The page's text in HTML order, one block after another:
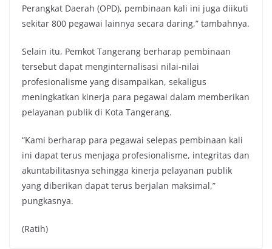
Perangkat Daerah (OPD), pembinaan kali ini juga diikuti
sekitar 800 pegawai lainnya secara daring,” tambahnya.
Selain itu, Pemkot Tangerang berharap pembinaan
tersebut dapat menginternalisasi nilai-nilai
profesionalisme yang disampaikan, sekaligus
meningkatkan kinerja para pegawai dalam memberikan
pelayanan publik di Kota Tangerang.
“Kami berharap para pegawai selepas pembinaan kali
ini dapat terus menjaga profesionalisme, integritas dan
akuntabilitasnya sehingga kinerja pelayanan publik
yang diberikan dapat terus berjalan maksimal,”
pungkasnya.
(Ratih)